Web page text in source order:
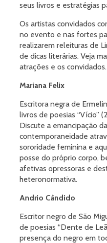
seus livros e estratégias
Os artistas convidados
no evento e nas fortes
realizarem releituras de
de dicas literárias. Veja
atrações e os convidados.
Mariana Felix
Escritora negra de
livros de poesias “Vício”
Discute a emancipação
contemporaneidade
sororidade feminina e
posse do próprio corpo,
afetivas opressoras e
heteronormativa.
Andrio Cândido
Escritor negro de São
de poesias “Dente de
presença do negro em